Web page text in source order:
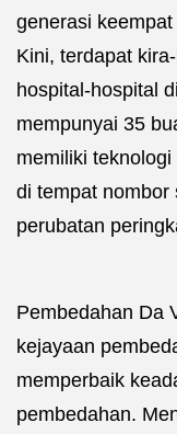
generasi
Kini, terdapat
hospital-hospital
mempunyai 35
memiliki
di tempat nombor
perubatan
Pembedahan Da
kejayaan
memperbaik
pembedahan.